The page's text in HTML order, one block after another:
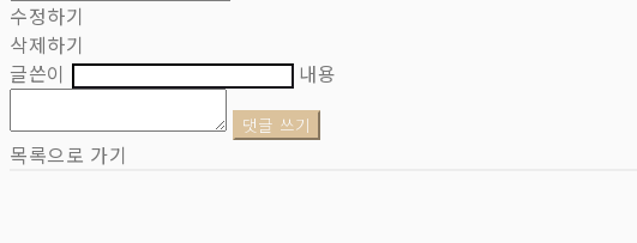
수정하기
삭제하기
글쓴이
내용
댓글 쓰기
목록으로 가기